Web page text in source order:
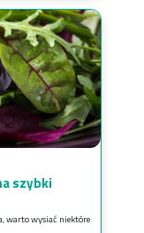
szybki
warto wysiać niektóre